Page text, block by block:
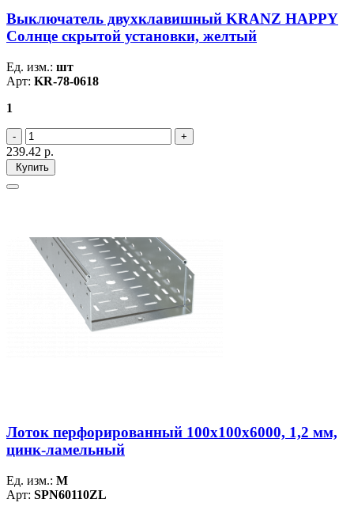
Выключатель двухклавишный KRANZ HAPPY
Солнце скрытой установки, желтый
Ед. изм.: шт
Арт: KR-78-0618
1
239.42 р.
Купить
Лоток перфорированный 100х100х6000, 1,2 мм,
цинк-ламельный
Ед. изм.: М
Арт: SPN60110ZL